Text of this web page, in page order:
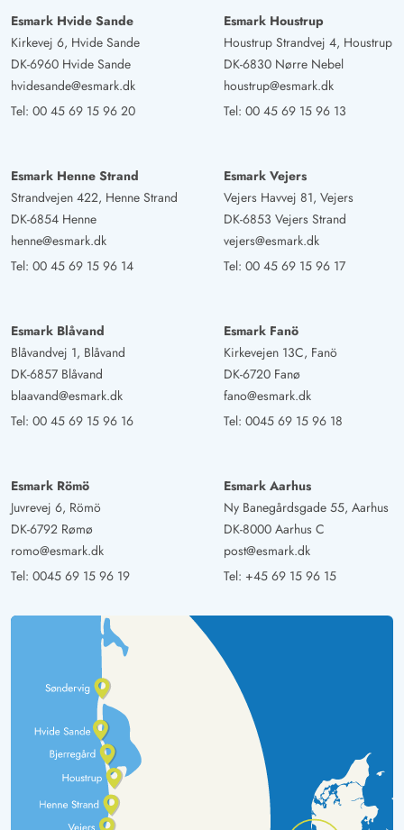
Esmark Hvide Sande
Kirkevej 6, Hvide Sande
DK-6960 Hvide Sande
hvidesande@esmark.dk
Tel: 00 45 69 15 96 20
Esmark Houstrup
Houstrup Strandvej 4, Houstrup
DK-6830 Nørre Nebel
houstrup@esmark.dk
Tel: 00 45 69 15 96 13
Esmark Henne Strand
Strandvejen 422, Henne Strand
DK-6854 Henne
henne@esmark.dk
Tel: 00 45 69 15 96 14
Esmark Vejers
Vejers Havvej 81, Vejers
DK-6853 Vejers Strand
vejers@esmark.dk
Tel: 00 45 69 15 96 17
Esmark Blåvand
Blåvandvej 1, Blåvand
DK-6857 Blåvand
blaavand@esmark.dk
Tel: 00 45 69 15 96 16
Esmark Fanö
Kirkevejen 13C, Fanö
DK-6720 Fanø
fano@esmark.dk
Tel: 0045 69 15 96 18
Esmark Römö
Juvrevej 6, Römö
DK-6792 Rømø
romo@esmark.dk
Tel: 0045 69 15 96 19
Esmark Aarhus
Ny Banegårdsgade 55, Aarhus
DK-8000 Aarhus C
post@esmark.dk
Tel: +45 69 15 96 15